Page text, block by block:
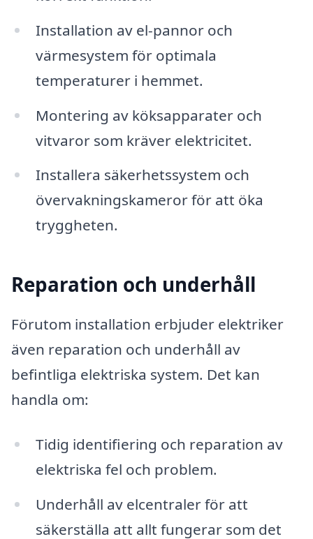
Installation av el-pannor och
värmesystem för optimala
temperaturer i hemmet.
Montering av köksapparater och
vitvaror som kräver elektricitet.
Installera säkerhetssystem och
övervakningskameror för att öka
tryggheten.
Reparation och underhåll
Förutom installation erbjuder elektriker
även reparation och underhåll av
befintliga elektriska system. Det kan
handla om:
Tidig identifiering och reparation av
elektriska fel och problem.
Underhåll av elcentraler för att
säkerställa att allt fungerar som det